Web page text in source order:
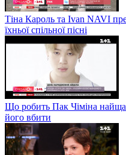
Тіна Кароль та Ivan NAVI
їхньої спільної пісні
Що робить Пак Чіміна
його вбити